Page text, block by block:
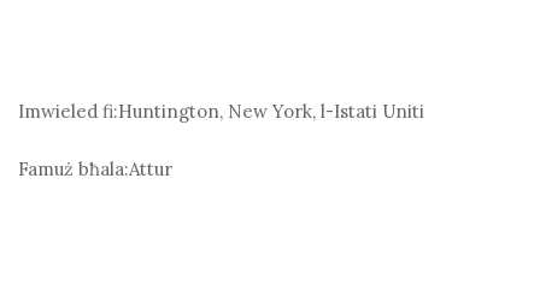
Imwieled fi:Huntington, New York, l-Istati Uniti
Famuż bħala:Attur